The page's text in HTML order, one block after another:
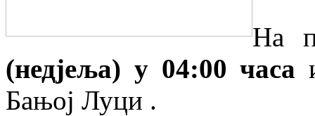
На
(недјеља) у 04:00 часа
Бањој Луци .